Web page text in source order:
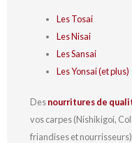
Les Tosai
Les Nisai
Les Sansai
Les Yonsai (et plus)
Desnourritures de
vos carpes (Nishikigoi,
friandises et